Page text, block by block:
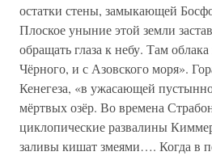
остатки стены, замыкающей
Плоское уныние этой земли
обращать глаза к небу. Там
Чёрного, и с Азовского моря».
Кенегеза, «в ужасающей
мёртвых озёр. Во времена
циклопические развалины
заливы кишат змеями…. Когда в